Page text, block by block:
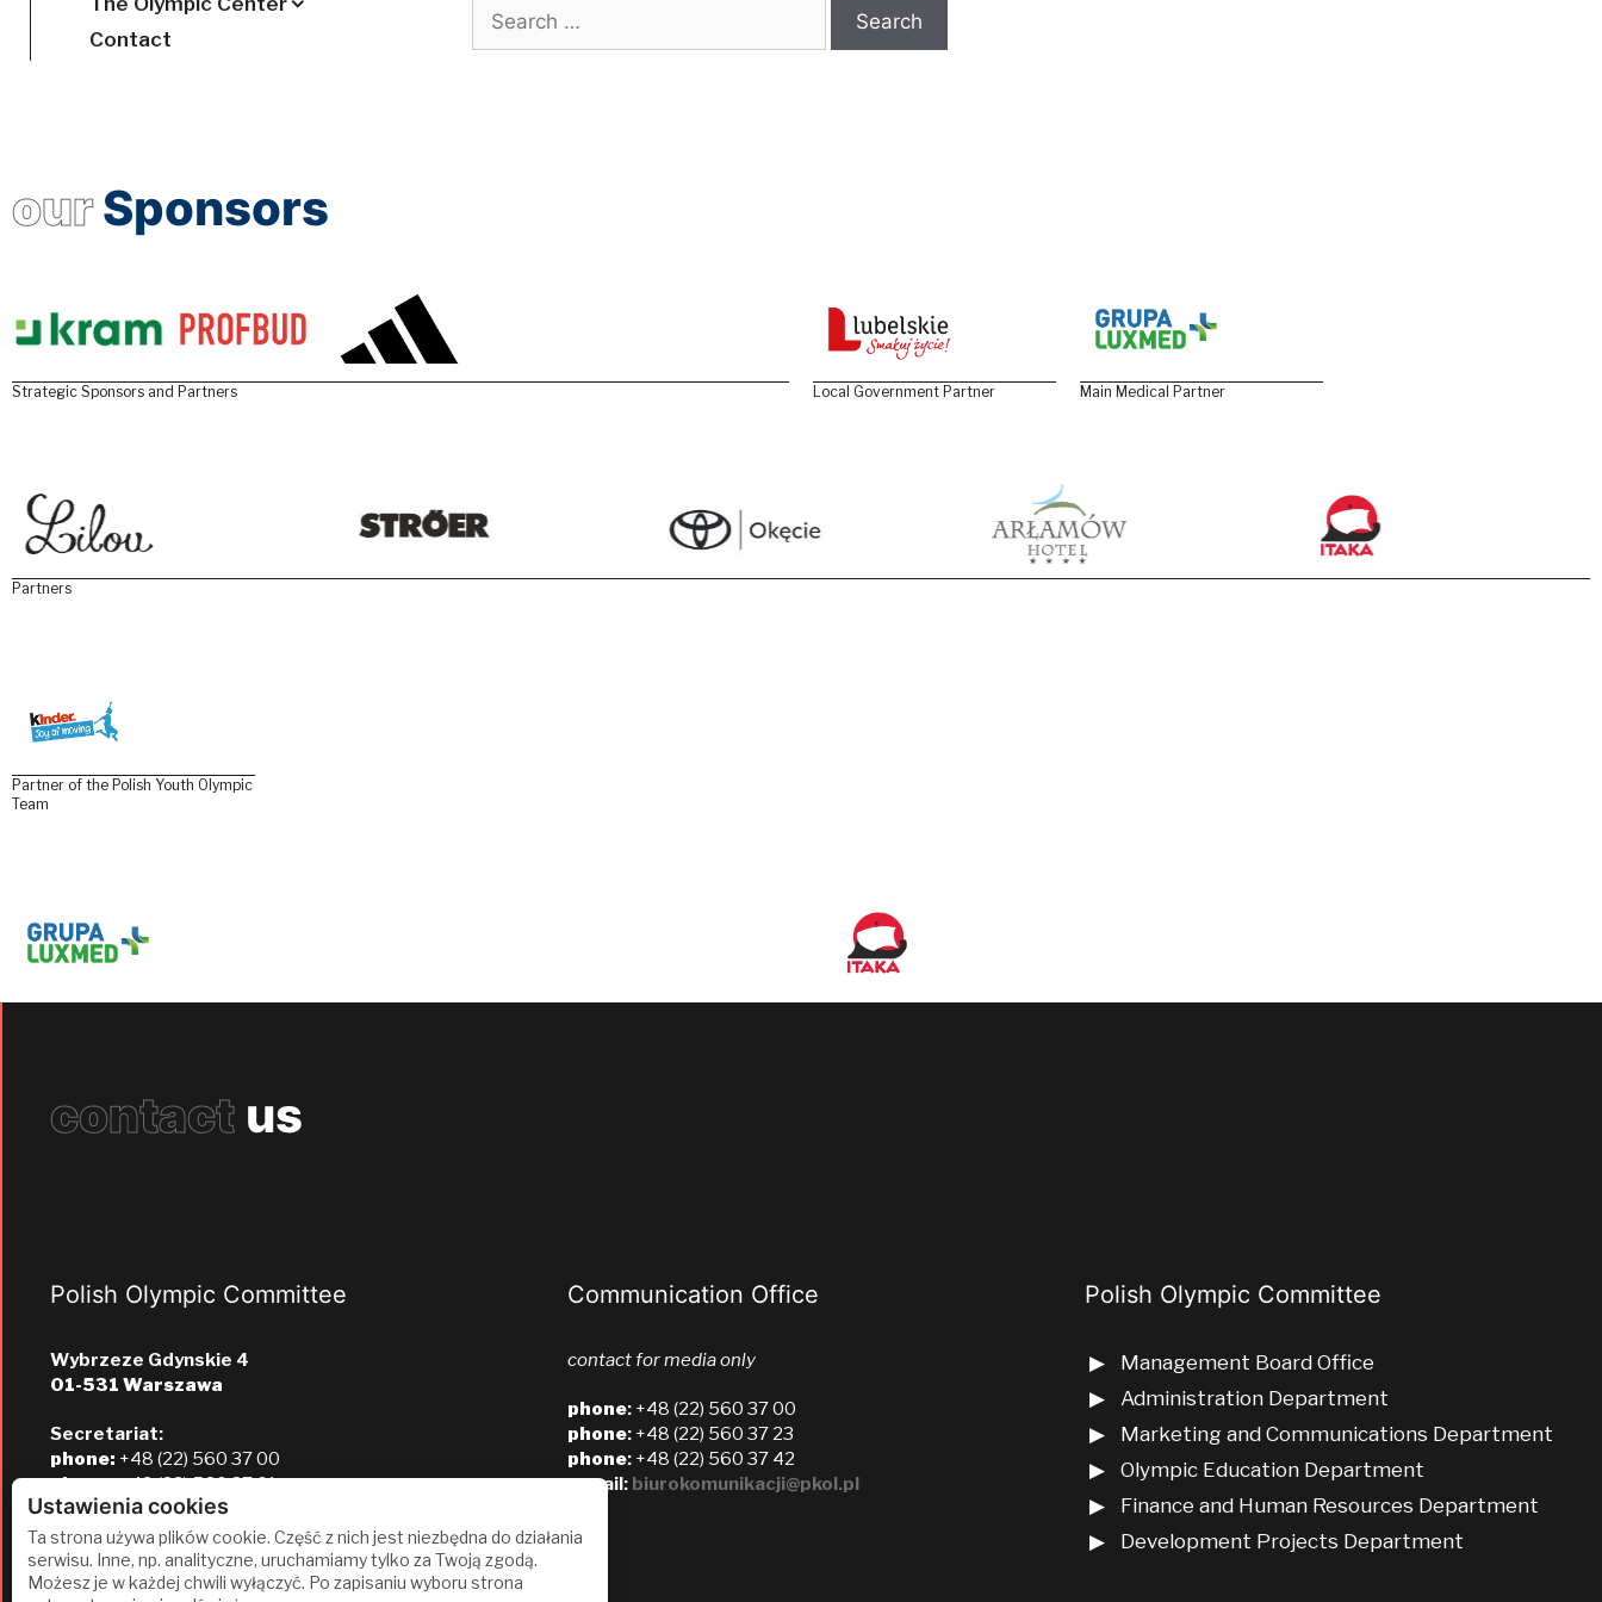
Contact
ourSponsors
Strategic Sponsors and Partners Local Government Partner Main Medical Partner
Partners
Partner of the Polish Youth Olympic
Team
contact us
Polish Olympic Committee
Wybrzeze Gdynskie 4
01-531 Warszawa
Secretariat:
phone: +48 (22) 560 37 00
phone:+48 (22) 560 37 01
e-mail:pkol@pkol.pl
Communication Office
contact for media only
phone:+48 (22) 560 37 00
phone:+48 (22) 560 37 23
phone:+48 (22) 560 37 42
e-mail: biurokomunikacji@pkol.pl
Polish Olympic Committee
Management Board Office
Administration Department
Marketing and Communications Department
Olympic Education Department
Finance and Human Resources Department
Development Projects Department
Ustawienia cookies
Ta strona używa plików cookie. Część z nich jest niezbędna do działania
serwisu. Inne, np. analityczne, uruchamiamy tylko za Twoją zgodą.
Możesz je w każdej chwili wyłączyć. Po zapisaniu wyboru strona